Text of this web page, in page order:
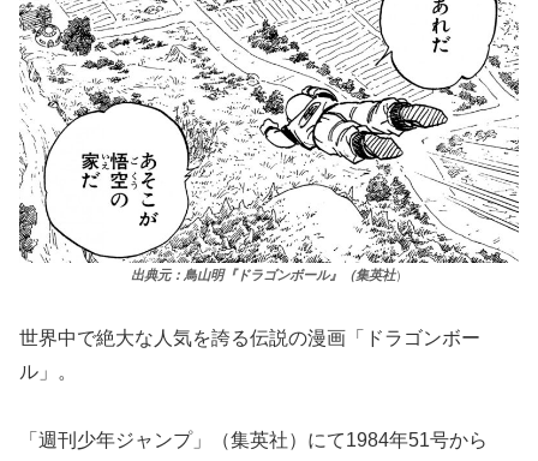
出典元：鳥山明『ドラゴンボール』（集英社）
世界中で絶大な人気を誇る伝説の漫画「ドラゴンボー
ル」。
「週刊少年ジャンプ」（集英社）にて1984年51号から